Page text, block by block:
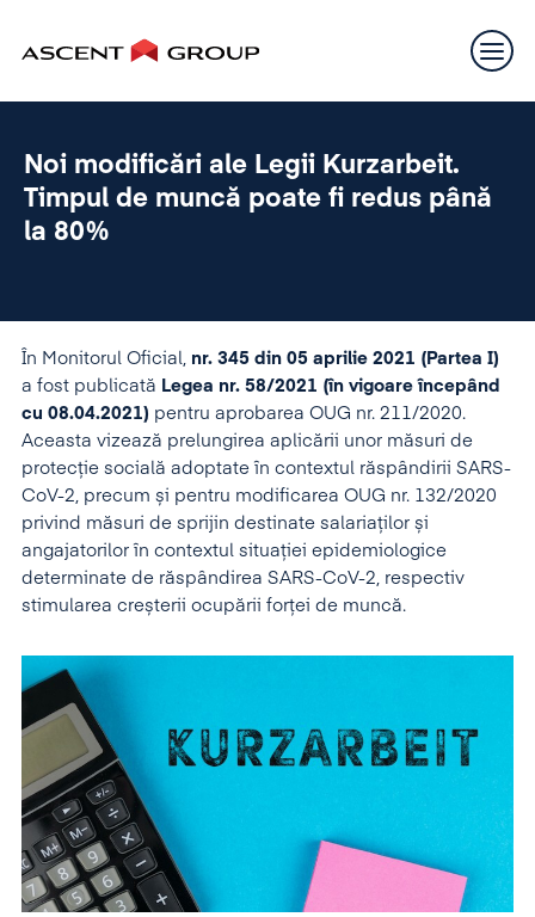
Noi modificări ale Legii Kurzarbeit.
Timpul de muncă poate fi redus până
la 80%
În Monitorul Oficial, nr. 345 din 05 aprilie 2021 (Partea I)
a fost publicată Legea nr. 58/2021 (în vigoare începând
cu 08.04.2021) pentru aprobarea OUG nr. 211/2020.
Aceasta vizează prelungirea aplicării unor măsuri de
protecție socială adoptate în contextul răspândirii SARS-
CoV-2, precum și pentru modificarea OUG nr. 132/2020
privind măsuri de sprijin destinate salariaților și
angajatorilor în contextul situației epidemiologice
determinate de răspândirea SARS-CoV-2, respectiv
stimularea creșterii ocupării forței de muncă.